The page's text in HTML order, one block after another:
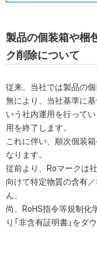
製品の個装箱や梱
ク削除について
従来、当社では製品の
無により、当社基準に
いう社内運用を行って
用を終了します。
これに伴い、順次個装
なります。
従前より、Roマークは
向けて特定物質の含有
ん。
尚、RoHS指令等規制化
り「非含有証明書」をダ